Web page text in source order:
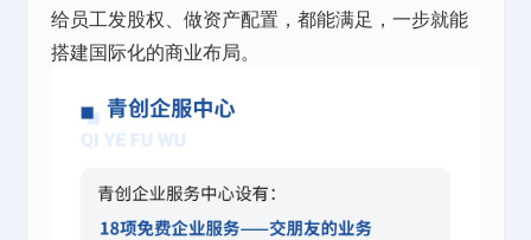
给员工发股权、做资产配置，都能满足，一步就能
搭建国际化的商业布局。